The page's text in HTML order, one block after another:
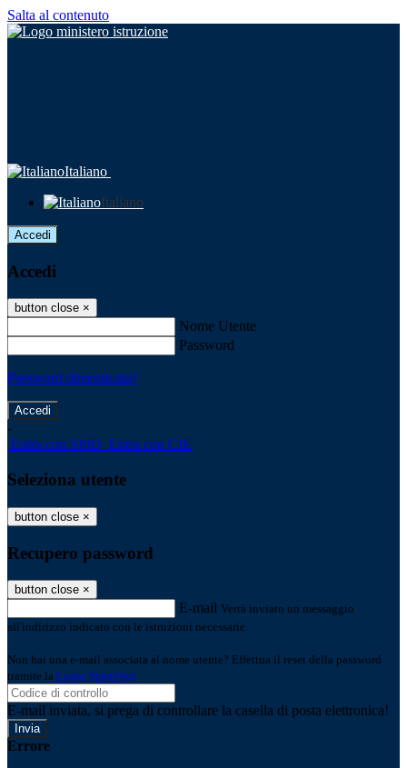
Salta al contenuto
Italiano
Italiano
Accedi
Accedi
button close ×
Nome Utente
Password
Password dimenticata?
-
Entra con SPID Entra con CIE
Seleziona utente
button close ×
Recupero password
button close ×
E-mail Verrà inviato un messaggio
all'indirizzo indicato con le istruzioni necessarie.
Non hai una e-mail associata al nome utente? Effettua il reset della password
tramite la Login Spaggiari
E-mail inviata, si prega di controllare la casella di posta elettronica!
Errore